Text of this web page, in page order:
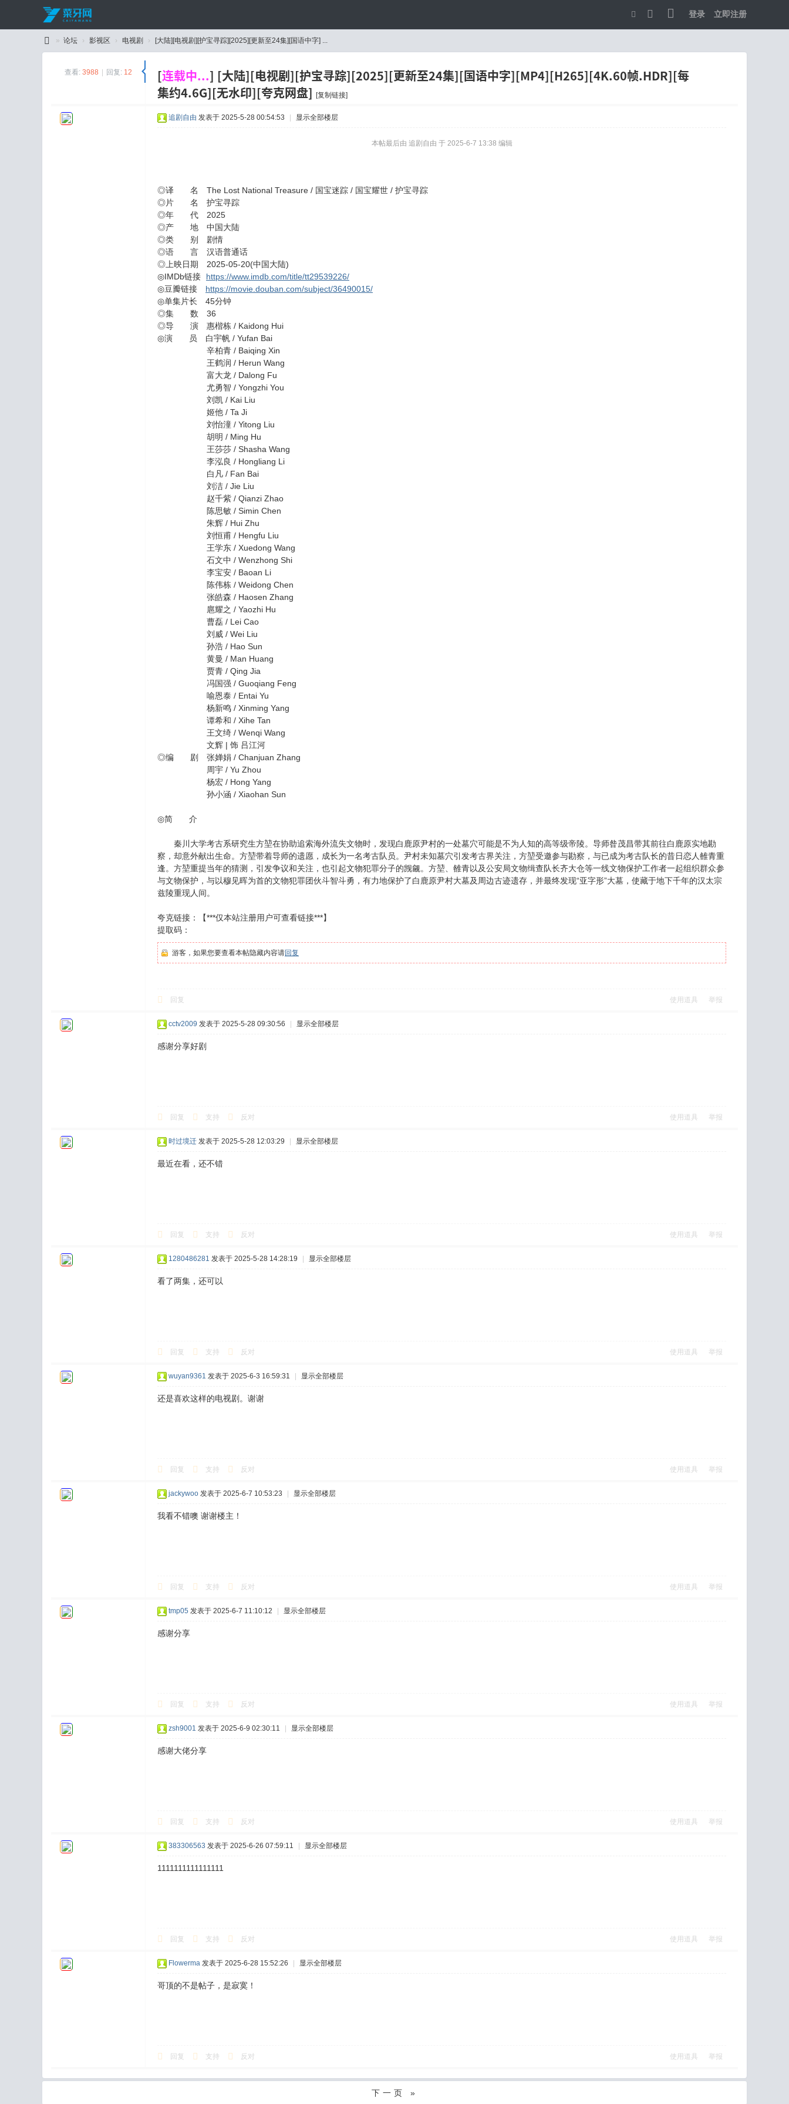
登录 立即注册
换
到
» 论坛 › 影视区 › 电视剧 › [大陆][电视剧][护宝寻踪][2025][更新至24集][国语中字] ...
查看: 3988 回复: 12 [连载中...] [大陆][电视剧][护宝寻踪][2025][更新至24集][国语中字][MP4][H265][4K.60帧.HDR][每
集约4.6G][无水印][夸克网盘]
[复制链接]
追剧自由 发表于 2025-5-28 00:54:53 显示全部楼层
本帖最后由 追剧自由 于 2025-6-7 13:38 编辑
◎译 名 The Lost National Treasure / 国宝迷踪 / 国宝耀世 / 护宝寻踪
◎片 名 护宝寻踪
◎年 代 2025
◎产 地 中国大陆
◎类 别 剧情
◎语 言 汉语普通话
◎上映日期 2025-05-20(中国大陆)
◎IMDb链接 https://www.imdb.com/title/tt29539226/
◎豆瓣链接 https://movie.douban.com/subject/36490015/
◎单集片长 45分钟
◎集 数 36
◎导 演 惠楷栋 / Kaidong Hui
◎演 员 白宇帆 / Yufan Bai
辛柏青 / Baiqing Xin
王鹤润 / Herun Wang
富大龙 / Dalong Fu
尤勇智 / Yongzhi You
刘凯 / Kai Liu
姬他 / Ta Ji
刘怡潼 / Yitong Liu
胡明 / Ming Hu
王莎莎 / Shasha Wang
李泓良 / Hongliang Li
白凡 / Fan Bai
刘洁 / Jie Liu
赵千紫 / Qianzi Zhao
陈思敏 / Simin Chen
朱辉 / Hui Zhu
刘恒甫 / Hengfu Liu
王学东 / Xuedong Wang
石文中 / Wenzhong Shi
李宝安 / Baoan Li
陈伟栋 / Weidong Chen
张皓森 / Haosen Zhang
扈耀之 / Yaozhi Hu
曹磊 / Lei Cao
刘威 / Wei Liu
孙浩 / Hao Sun
黄曼 / Man Huang
贾青 / Qing Jia
冯国强 / Guoqiang Feng
喻恩泰 / Entai Yu
杨新鸣 / Xinming Yang
谭希和 / Xihe Tan
王文绮 / Wenqi Wang
文辉 | 饰 吕江河
◎编 剧 张婵娟 / Chanjuan Zhang
周宇 / Yu Zhou
杨宏 / Hong Yang
孙小涵 / Xiaohan Sun
◎简 介
秦川大学考古系研究生方堃在协助追索海外流失文物时，发现白鹿原尹村的一处墓穴可能是不为人知的高等级帝陵。导师昝茂昌带其前往白鹿原实地勘
察，却意外献出生命。方堃带着导师的遗愿，成长为一名考古队员。尹村未知墓穴引发考古界关注，方堃受邀参与勘察，与已成为考古队长的昔日恋人雒青重
逢。方堃重提当年的猜测，引发争议和关注，也引起文物犯罪分子的觊觎。方堃、雒青以及公安局文物缉查队长齐大仓等一线文物保护工作者一起组织群众参
与文物保护，与以穆见晖为首的文物犯罪团伙斗智斗勇，有力地保护了白鹿原尹村大墓及周边古迹遗存，并最终发现“亚字形”大墓，使藏于地下千年的汉太宗
兹陵重现人间。
夸克链接：【***仅本站注册用户可查看链接***】
提取码：
游客，如果您要查看本帖隐藏内容请回复
回复 使用道具 举报
cctv2009 发表于 2025-5-28 09:30:56 显示全部楼层
感谢分享好剧
回复 支持 反对 使用道具 举报
时过境迁 发表于 2025-5-28 12:03:29 显示全部楼层
最近在看，还不错
回复 支持 反对 使用道具 举报
1280486281 发表于 2025-5-28 14:28:19 显示全部楼层
看了两集，还可以
回复 支持 反对 使用道具 举报
wuyan9361 发表于 2025-6-3 16:59:31 显示全部楼层
还是喜欢这样的电视剧。谢谢
回复 支持 反对 使用道具 举报
jackywoo 发表于 2025-6-7 10:53:23 显示全部楼层
我看不错噢 谢谢楼主！
回复 支持 反对 使用道具 举报
tmp05 发表于 2025-6-7 11:10:12 显示全部楼层
感谢分享
回复 支持 反对 使用道具 举报
zsh9001 发表于 2025-6-9 02:30:11 显示全部楼层
感谢大佬分享
回复 支持 反对 使用道具 举报
383306563 发表于 2025-6-26 07:59:11 显示全部楼层
1111111111111111
回复 支持 反对 使用道具 举报
Flowerma 发表于 2025-6-28 15:52:26 显示全部楼层
哥顶的不是帖子，是寂寞！
回复 支持 反对 使用道具 举报
下一页 »